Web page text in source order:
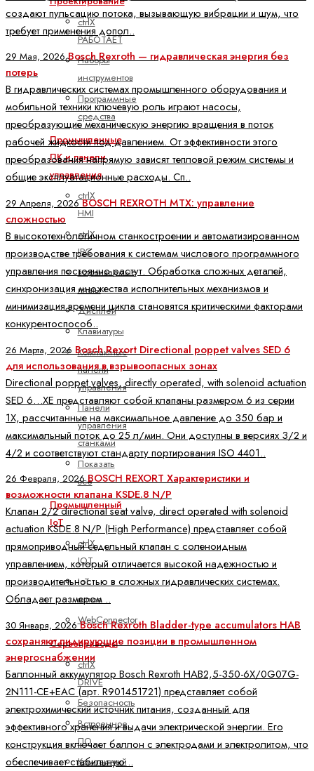
ctrlX
РАБОТАЕТ
Наборы
инструментов
Программные
средства
Промышленные
ПК и панели
управления
ctrlX
HMI
ctrlX
IPC
встраиваемые
платы
Дисплей
Клавиатуры
Компактные
панели
управления
Панели
управления
станками
Показать
все
Промышленный
IoT
ctrlX
IOT
IoT
шлюз
WebConnector
Сервоприводы
ctrlX
DRIVE
Безопасность
Встроенное
ПО
Компактный
создают пульсацию потока, вызывающую вибрации и шум, что
требует применения допол..
29 Мая, 2026Bosch Rexroth — гидравлическая энергия без
потерь
В гидравлических системах промышленного оборудования и
мобильной техники ключевую роль играют насосы,
преобразующие механическую энергию вращения в поток
рабочей жидкости под давлением. От эффективности этого
преобразования напрямую зависят тепловой режим системы и
общие эксплуатационные расходы. Сп..
29 Апреля, 2026BOSCH REXROTH MTX: управление
сложностью
В высокотехнологичном станкостроении и автоматизированном
производстве требования к системам числового программного
управления постоянно растут. Обработка сложных деталей,
синхронизация множества исполнительных механизмов и
минимизация времени цикла становятся критическими факторами
конкурентоспособ..
26 Марта, 2026 Bosch Rexort Directional poppet valves SED 6
для использования в взрывоопасных зонах
Directional poppet valves, directly operated, with solenoid actuation
SED 6…XE представляют собой клапаны размером 6 из серии
1X, рассчитанные на максимальное давление до 350 бар и
максимальный поток до 25 л/мин. Они доступны в версиях 3/2 и
4/2 и соответствуют стандарту портирования ISO 4401..
26 Февраля, 2026BOSCH REXORT Характеристики и
возможности клапана KSDE.8 N/P
Клапан 2/2 directional seat valve, direct operated with solenoid
actuation KSDE.8 N/P (High Performance) представляет собой
прямоприводный седельный клапан с соленоидным
управлением, который отличается высокой надежностью и
производительностью в сложных гидравлических системах.
Обладает размером ..
30 Января, 2026Bosch Rexroth Bladder-type accumulators HAB
сохраняют лидирующие позиции в промышленном
энергоснабжении
Баллонный аккумулятор Bosch Rexroth HAB2,5-350-6X/0G07G-
2N111-CE+EAC (арт. R901451721) представляет собой
электрохимический источник питания, созданный для
эффективного хранения и выдачи электрической энергии. Его
конструкция включает баллон с электродами и электролитом, что
обеспечивает стабильную ..